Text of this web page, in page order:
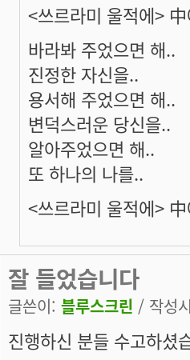
<쓰르라미 울적에>
바라봐 주었으면 해..
진정한 자신을..
용서해 주었으면 해..
변덕스러운 당신을..
알아주었으면 해..
또 하나의 나를..
<쓰르라미 울적에>
잘 들었습니다
글쓴이: 블루스크린 / 작성
진행하신 분들 수고하셨